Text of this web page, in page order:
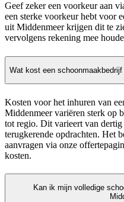
Geef zeker een voorkeur aan
een sterke voorkeur hebt voor
uit Middenmeer krijgen dit te
vervolgens rekening mee
Wat kost een
Kosten voor het inhuren van
Middenmeer variëren sterk op
tot regio. Dit varieert van dertig
terugkerende opdrachten. Het
aanvragen via onze
kosten.
Kan ik mijn volledige